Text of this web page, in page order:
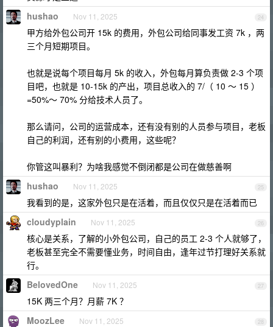
24
hushao Nov 11, 2025
甲方给外包公司开 15k 的费用，外包公司给同事发工资 7k ，两
三个月短期项目。
也就是说每个项目每月 5k 的收入，外包每月算负责做 2-3 个项
目吧，也就是 10-15k 的产出，项目总收入的 7/（ 10 ～ 15 ）
=50%～ 70% 分给技术人员了。
那么请问，公司的运营成本，还有没有别的人员参与项目，老板
自己的利润，还有别的小费用，这些呢？
你管这叫暴利？为啥我感觉不倒闭都是公司在做慈善啊
25
hushao Nov 11, 2025
我看到的是，这家外包只是在活着，而且仅仅只是在活着而已
26
cloudyplain Nov 11, 2025
核心是关系，了解的小外包公司，自己的员工 2-3 个人就够了，
老板甚至完全不需要懂业务，时间自由，逢年过节打理好关系就
行。
27
BelovedOne Nov 11, 2025
15K 两三个月？月薪 7K ？
28
MoozLee Nov 11, 2025